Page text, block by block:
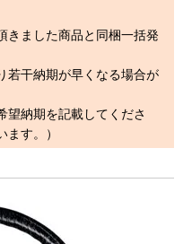
きました商品と同梱一括発
若干納期が早くなる場合が
望納期を記載してくださ
す。）